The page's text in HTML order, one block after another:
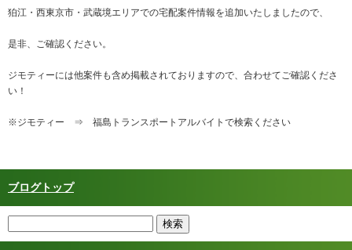
狛江・西東京市・武蔵境エリアでの宅配案件情報を追加いたしましたので、
是非、ご確認ください。
ジモティーには他案件も含め掲載されておりますので、合わせてご確認くださ
い！
※ジモティー ⇒ 福島トランスポートアルバイトで検索ください
ブログトップ